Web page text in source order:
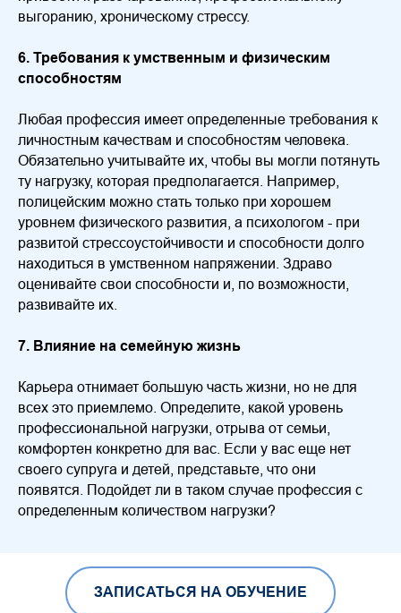
выгоранию, хроническому стрессу.
6. Требования к умственным и физическим
способностям
Любая профессия имеет определенные требования к
личностным качествам и способностям человека.
Обязательно учитывайте их, чтобы вы могли потянуть
ту нагрузку, которая предполагается. Например,
полицейским можно стать только при хорошем
уровнем физического развития, а психологом - при
развитой стрессоустойчивости и способности долго
находиться в умственном напряжении. Здраво
оценивайте свои способности и, по возможности,
развивайте их.
7. Влияние на семейную жизнь
Карьера отнимает большую часть жизни, но не для
всех это приемлемо. Определите, какой уровень
профессиональной нагрузки, отрыва от семьи,
комфортен конкретно для вас. Если у вас еще нет
своего супруга и детей, представьте, что они
появятся. Подойдет ли в таком случае профессия с
определенным количеством нагрузки?
ЗАПИСАТЬСЯ НА ОБУЧЕНИЕ